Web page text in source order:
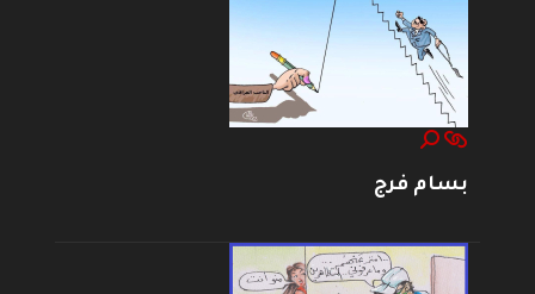
بسام فرج